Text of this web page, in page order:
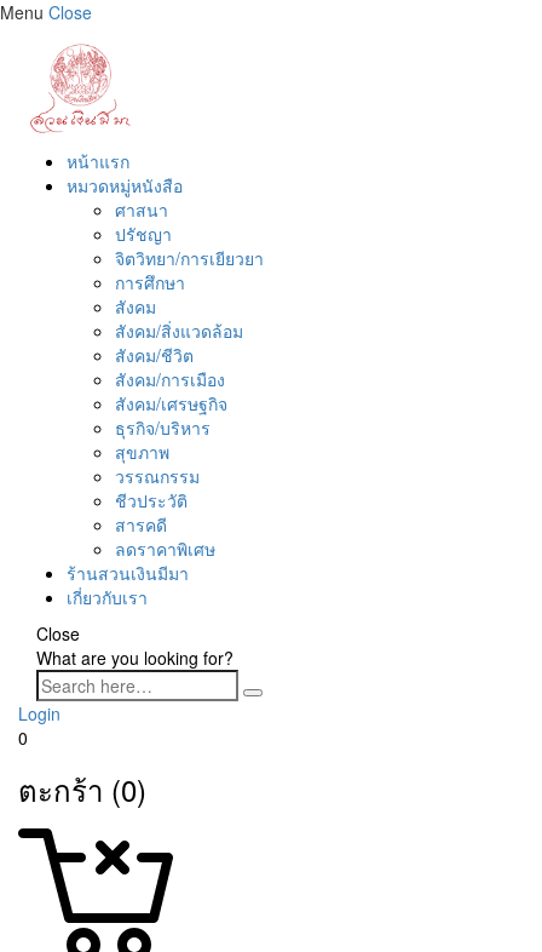
Menu Close
หน้าแรก
หมวดหมู่หนังสือ
ศาสนา
ปรัชญา
จิตวิทยา/การเยียวยา
การศึกษา
สังคม
สังคม/สิ่งแวดล้อม
สังคม/ชีวิต
สังคม/การเมือง
สังคม/เศรษฐกิจ
ธุรกิจ/บริหาร
สุขภาพ
วรรณกรรม
ชีวประวัติ
สารคดี
ลดราคาพิเศษ
ร้านสวนเงินมีมา
เกี่ยวกับเรา
Close
What are you looking for?
Login
0
ตะกร้า (0)